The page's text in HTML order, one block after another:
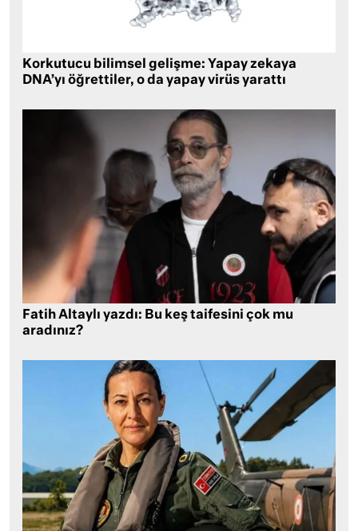
Korkutucu bilimsel gelişme: Yapay zekaya
DNA’yı öğrettiler, o da yapay virüs yarattı
Fatih Altaylı yazdı: Bu keş taifesini çok mu
aradınız?